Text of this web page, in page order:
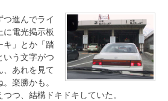
つ進んでライ
に電光掲示板
キ」とか「踏
いう文字がつ
、あれを見て
楽勝かも。
つ、結構ドキドキしていた。